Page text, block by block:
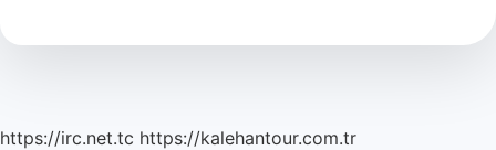
https://irc.net.tc https://kalehantour.com.tr